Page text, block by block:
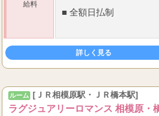
日給30,000
■全額日払制
■本指名料全額バック（
■安心の待機保証有り